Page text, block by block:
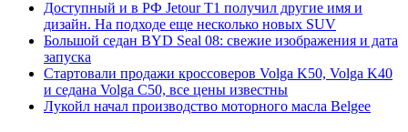
Доступный и в РФ Jetour T1 получил другие имя и
дизайн. На подходе еще несколько новых SUV
Большой седан BYD Seal 08: свежие изображения и дата
запуска
Стартовали продажи кроссоверов Volga K50, Volga K40
и седана Volga C50, все цены известны
Лукойл начал производство моторного масла Belgee